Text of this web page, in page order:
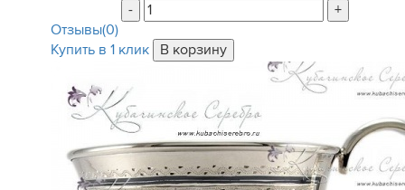
-
+
Отзывы(0)
Купить в 1 клик